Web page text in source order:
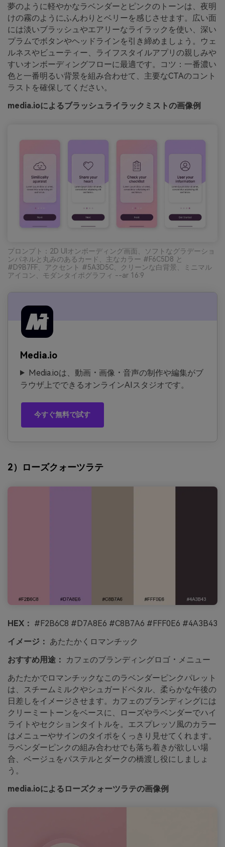
夢のように軽やかなラベンダーとピンクのトーンは、夜明
けの霧のようにふんわりとベリーを感じさせます。広い面
には淡いブラッシュやエアリーなライラックを使い、深い
プラムでボタンやヘッドラインを引き締めましょう。ウェ
ルネスやビューティー、ライフスタイルアプリの親しみや
すいオンボーディングフローに最適です。コツ：一番濃い
色と一番明るい背景を組み合わせて、主要なCTAのコント
ラストを確保してください。
media.ioによるブラッシュライラックミストの画像例
プロンプト：2D UIオンボーディング画面、ソフトなグラデーショ
ンパネルと丸みのあるカード、主なカラー #F6C5D8 と
#D9B7FF、アクセント #5A3D5C、クリーンな白背景、ミニマル
アイコン、モダンタイポグラフィ --ar 16:9
Media.io
Media.ioは、動画・画像・音声の制作や編集がブ
ラウザ上でできるオンラインAIスタジオです。
今すぐ無料で試す
2）ローズクォーツラテ
HEX： #F2B6C8 #D7A8E6 #C8B7A6 #FFF0E6 #4A3B43
イメージ： あたたかくロマンチック
おすすめ用途：
カフェのブランディングロゴ・メニュー
あたたかでロマンチックなこのラベンダーピンクパレット
は、スチームミルクやシュガードペタル、柔らかな午後の
日差しをイメージさせます。カフェのブランディングには
クリーミートーンをベースに、ローズやラベンダーでハイ
ライトやセクションタイトルを。エスプレッソ風のカラー
はメニューやサインのタイポをくっきり見せてくれます。
ラベンダーピンクの組み合わせでも落ち着きが欲しい場
合、ベージュをパステルとダークの橋渡し役にしましょ
う。
media.ioによるローズクォーツラテの画像例